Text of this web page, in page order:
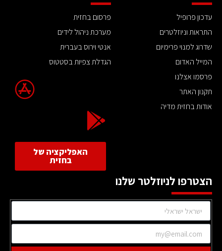
עדכון פרופיל
התראות וניוזלטרים
שדרוג למנוי פרימיום
המייל האדום
פרסמו אצלנו
תקנון האתר
אודות בחזית מדיה
פרסום בחזית
מערכת ניהול לידים
אנטי וירוס בעברית
הגדלת צפיות בסטטוס
האפליקציה של
בחזית
הצטרפו לניוזלטר שלנו